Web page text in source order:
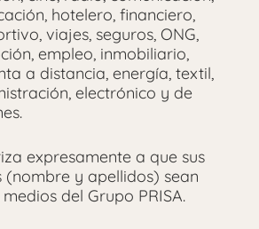
hotelero, financiero,
viajes, seguros, ONG,
empleo, inmobiliario,
a distancia, energía, textil,
electrónico y de
expresamente a que sus
(nombre y apellidos) sean
del Grupo PRISA.